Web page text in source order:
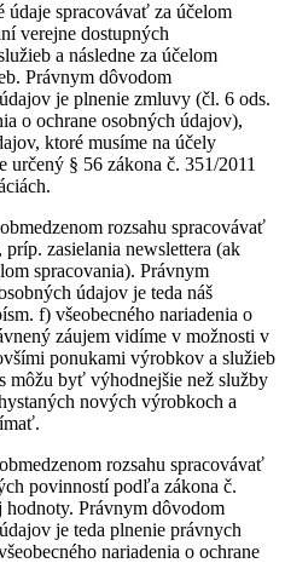
údaje spracovávať za účelom
verejne dostupných
a následne za účelom
Právnym dôvodom
je plnenie zmluvy (čl. 6 ods.
o ochrane osobných údajov),
ktoré musíme na účely
§ 56 zákona č. 351/2011
rozsahu spracovávať
zasielania newslettera (ak
spracovania). Právnym
údajov je teda náš
f) všeobecného nariadenia o
záujem vidíme v možnosti v
ponukami výrobkov a služieb
môžu byť výhodnejšie než služby
nových výrobkoch a
rozsahu spracovávať
povinností podľa zákona č.
Právnym dôvodom
je teda plnenie právnych
nariadenia o ochrane